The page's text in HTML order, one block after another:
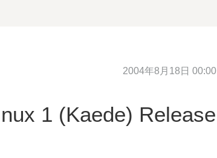
2004年8月18日 00:00
1 (Kaede) Release